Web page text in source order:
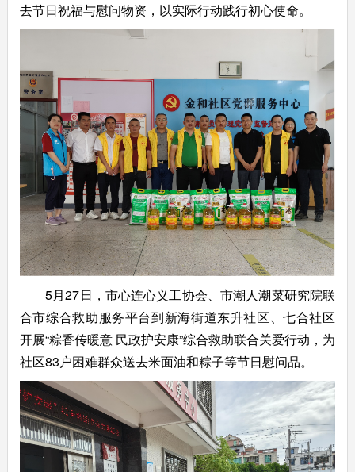
去节日祝福与慰问物资，以实际行动践行初心使命。
5月27日，市心连心义工协会、市潮人潮菜研究院联
合市综合救助服务平台到新海街道东升社区、七合社区
开展“粽香传暖意 民政护安康”综合救助联合关爱行动，为
社区83户困难群众送去米面油和粽子等节日慰问品。